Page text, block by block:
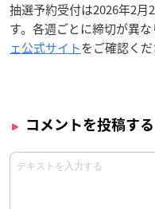
抽選予約受付は2026年2月
す。各週ごとに締切が異
ェ公式サイトをご確認くだ
コメントを投稿する